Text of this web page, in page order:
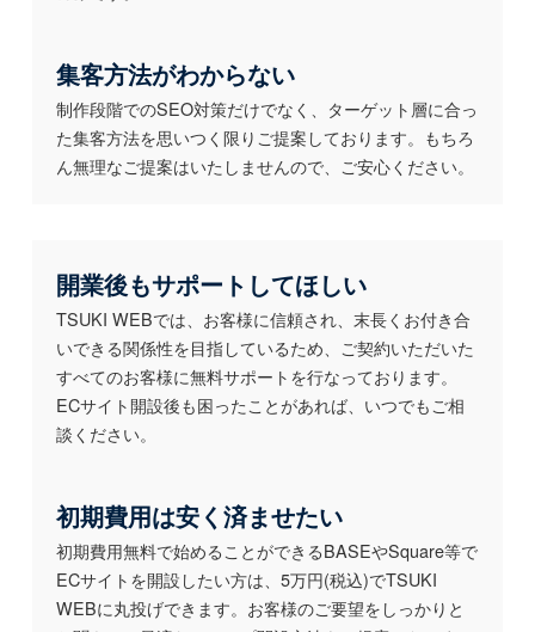
集客方法がわからない
制作段階でのSEO対策だけでなく、ターゲット層に合っ
た集客方法を思いつく限りご提案しております。もちろ
ん無理なご提案はいたしませんので、ご安心ください。
開業後もサポートしてほしい
TSUKI WEBでは、お客様に信頼され、末長くお付き合
いできる関係性を目指しているため、ご契約いただいた
すべてのお客様に無料サポートを行なっております。
ECサイト開設後も困ったことがあれば、いつでもご相
談ください。
初期費用は安く済ませたい
初期費用無料で始めることができるBASEやSquare等で
ECサイトを開設したい方は、5万円(税込)でTSUKI
WEBに丸投げできます。お客様のご要望をしっかりと